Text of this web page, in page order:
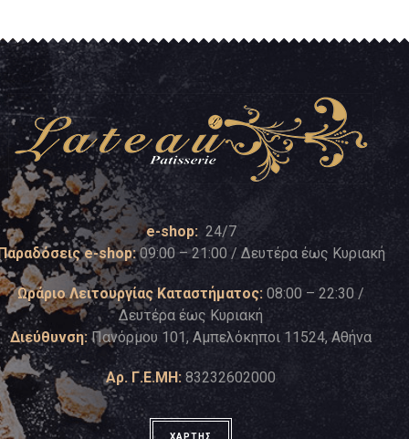
e-shop: 24/7
e-shop:09:00 – 21:00 / Δευτέρα έως Κυριακή
Ωράριο Λειτουργίας Καταστήματος: 08:00 – 22:30 /
Δευτέρα έως Κυριακή
Διεύθυνση: Πανόρμου 101, Αμπελόκηποι 11524, Αθήνα
Αρ. Γ.Ε.ΜΗ: 83232602000
ΧΑΡΤΗΣ